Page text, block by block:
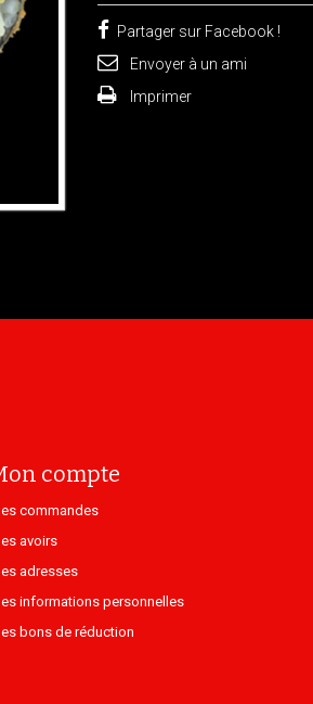
Partager sur Facebook !
Envoyer à un ami
Imprimer
compte
commandes
avoirs
adresses
informations personnelles
bons de réduction